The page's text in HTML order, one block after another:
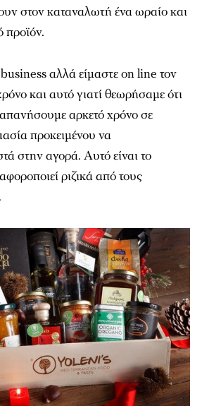
στον καταναλωτή ένα ωραίο και
αλλά είμαστε on line τον
και αυτό γιατί θεωρήσαμε ότι
αρκετό χρόνο σε
προκειμένου να
στην αγορά. Αυτό είναι το
ριζικά από τους